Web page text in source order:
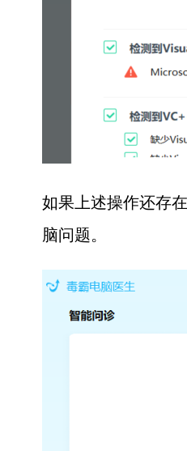
如果上述操作还存
脑问题。